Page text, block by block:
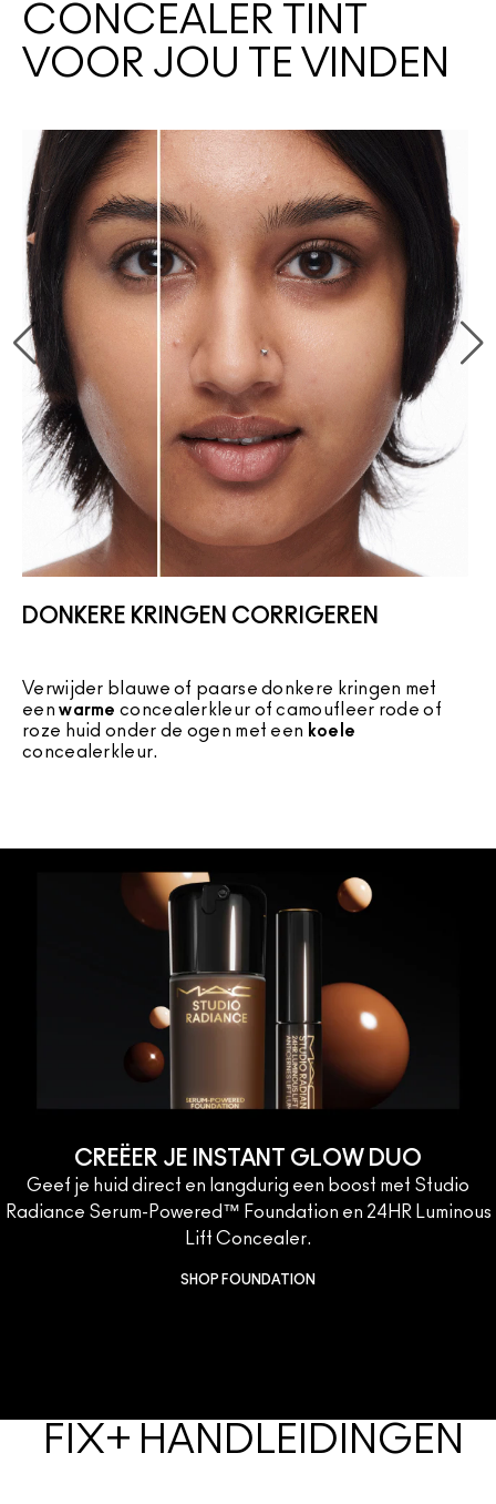
CONCEALER TINT
VOOR JOU TE VINDEN
DONKERE KRINGEN CORRIGEREN
Verwijder blauwe of paarse donkere kringen met
eenwarme concealerkleur of camoufleer rode of
roze huid onder de ogen met een koele
concealerkleur.
CREËER JE INSTANT GLOW DUO
Geef je huid direct en langdurig een boost met Studio
Radiance Serum-Powered™ Foundation en 24HR Luminous
Lift Concealer.
SHOP FOUNDATION
FIX+ HANDLEIDINGEN